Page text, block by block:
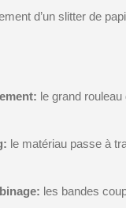
d’un slitter de
le grand
le matériau passe à
les bandes